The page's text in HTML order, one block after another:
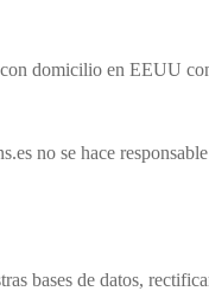
domicilio en EEUU
no se hace
bases de datos,